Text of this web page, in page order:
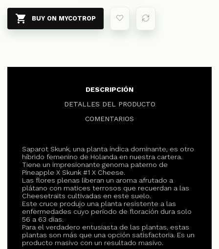
 BUY ON MYCOTROP
DESCRIPCIÓN
DETALLES DEL PRODUCTO
COMENTARIOS
Saparot Skunk, una planta índica dominante, es otro
híbrido femenino de Holanda en nuestra cartera.
Tiene un impresionante genoma paterno de
Pineapple X Skunk #1 X Cheese.
Las flores plenas liberan un aroma afrutado a
plátano con matices terrosos que recuerdan a las
Cheesetraits cultivadas en este suelo.
Este cruce produjo una planta resistente a las
enfermedades cuyo período de floración dura solo
56 a 63 días.
Para el verdadero entusiasta de las plantas, estas
plantas son más que una opción satisfactoria. Es un
producto masivo con un resultado masivo.